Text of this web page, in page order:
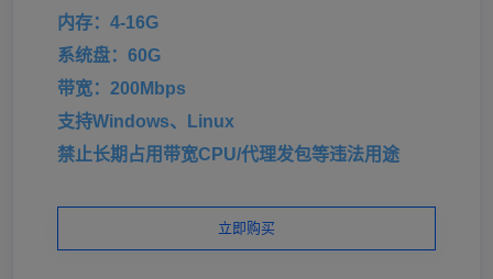
内存：4-16G
系统盘：60G
带宽：200Mbps
支持Windows、Linux
禁止长期占用带宽CPU/代理发包等违法用途
立即购买